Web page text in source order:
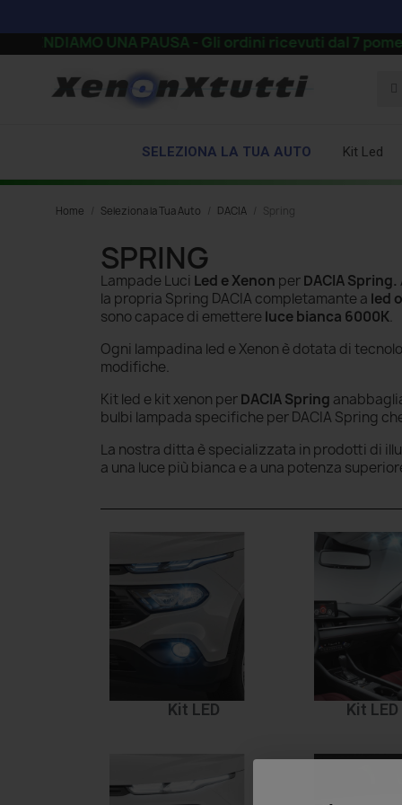
UNA PAUSA - Gli ordini ricevuti dal 7
SELEZIONA LA TUA AUTO Kit Led
Home Seleziona la Tua Auto DACIA Spring
SPRING
Lampade Luci Led e Xenon perDACIA Spring.
la propria Spring DACIA completamante a led
sono capace di emettere luce bianca 6000K.
Ogni lampadina led e Xenon è dotata di
modifiche.
Kit led e kit xenon perDACIA Spring
bulbi lampada specifiche per DACIA Spring
La nostra ditta è specializzata in prodotti di
a una luce più bianca e a una potenza
Kit LED Kit